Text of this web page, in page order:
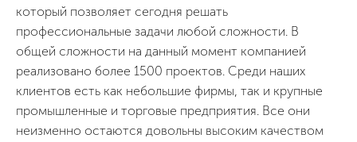
который позволяет сегодня решать
профессиональные задачи любой сложности. В
общей сложности на данный момент компанией
реализовано более 1500 проектов. Среди наших
клиентов есть как небольшие фирмы, так и крупные
промышленные и торговые предприятия. Все они
неизменно остаются довольны высоким качеством